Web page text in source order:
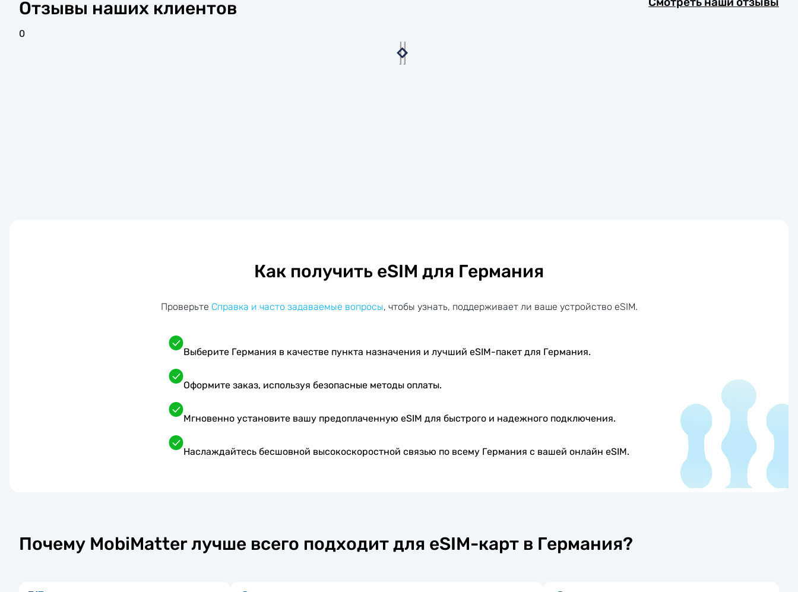
Отзывы наших клиентов
0
Как получить eSIM для Германия
Проверьте Справка и часто задаваемые вопросы, чтобы узнать, поддерживает ли ваше устройство eSIM.
Выберите Германия в качестве пункта назначения и лучший eSIM-пакет для Германия.
Оформите заказ, используя безопасные методы оплаты.
Мгновенно установите вашу предоплаченную eSIM для быстрого и надежного подключения.
Наслаждайтесь бесшовной высокоскоростной связью по всему Германия с вашей онлайн eSIM.
Почему MobiMatter лучше всего подходит для eSIM-карт в Германия?